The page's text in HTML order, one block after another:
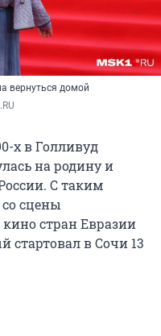
вернуться домой
х в Голливуд
на родину и
С таким
сцены
стран Евразии
стартовал в Сочи 13